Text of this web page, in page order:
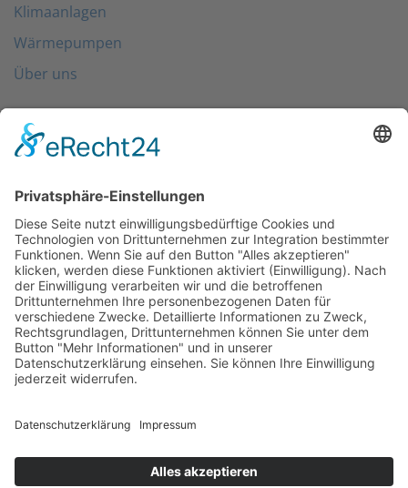
Klimaanlagen
Wärmepumpen
Über uns
Folgen Sie uns
Kontakt
0203 - 3965 710
info@friondo.de
Whatsapp
Mo - Fr von 8 - 17 Uhr
SCHREIBEN SIE UNS